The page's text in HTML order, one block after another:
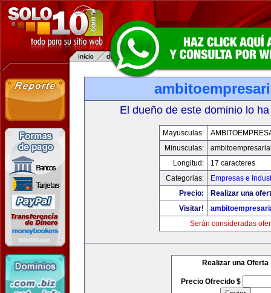
El dueño de este dominio lo
Mayusculas:
Minusculas:
Longitud:
17 caracteres
Categorias:
Empresas e
Precio:
Realizar una
Visitar!
Serán consideradas
Realizar una Oferta
Precio Ofrecido $